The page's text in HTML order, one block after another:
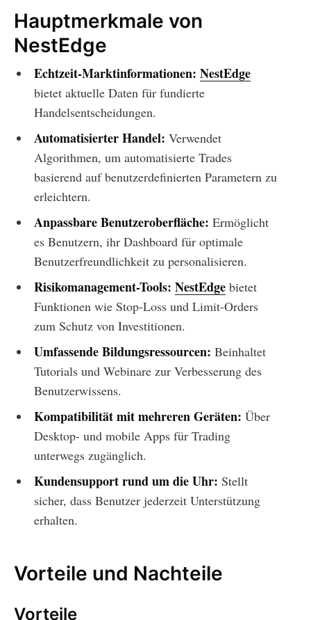
Hauptmerkmale von
NestEdge
Echtzeit-Marktinformationen: NestEdge
bietet aktuelle Daten für fundierte
Handelsentscheidungen.
Automatisierter Handel: Verwendet
Algorithmen, um automatisierte Trades
basierend auf benutzerdefinierten Parametern zu
erleichtern.
Anpassbare Benutzeroberfläche: Ermöglicht
es Benutzern, ihr Dashboard für optimale
Benutzerfreundlichkeit zu personalisieren.
Risikomanagement-Tools: NestEdgebietet
Funktionen wie Stop-Loss und Limit-Orders
zum Schutz von Investitionen.
Umfassende Bildungsressourcen: Beinhaltet
Tutorials und Webinare zur Verbesserung des
Benutzerwissens.
Kompatibilität mit mehreren Geräten: Über
Desktop- und mobile Apps für Trading
unterwegs zugänglich.
Kundensupport rund um die Uhr: Stellt
sicher, dass Benutzer jederzeit Unterstützung
erhalten.
Vorteile und Nachteile
Vorteile